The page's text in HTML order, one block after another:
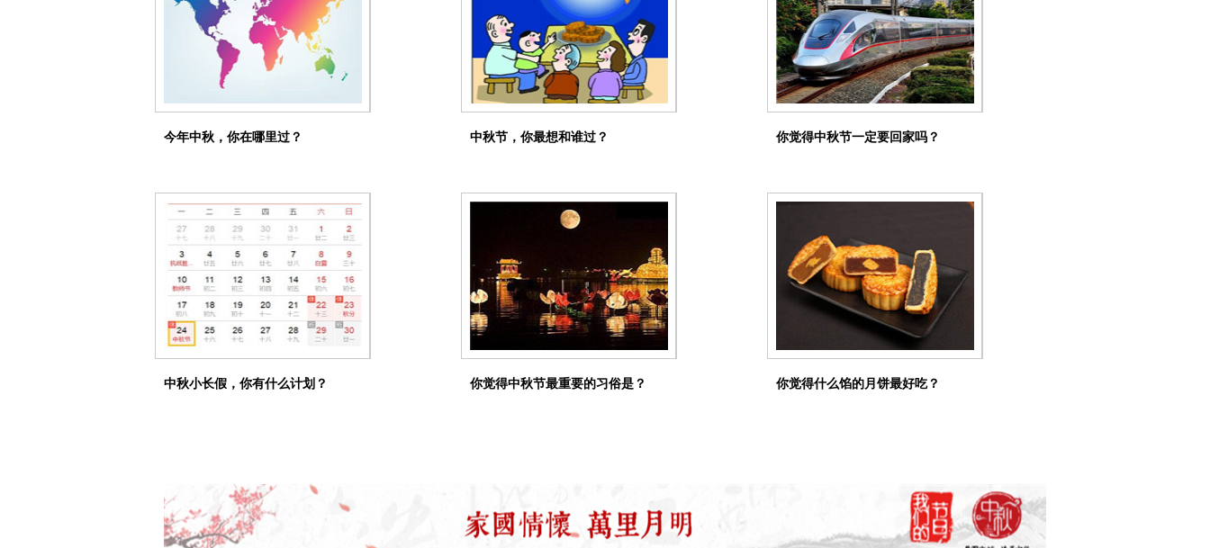
今年中秋，你在哪里过？ 中秋节，你最想和谁过？ 你觉得中秋节一定要回家吗？
中秋小长假，你有什么计划？ 你觉得中秋节最重要的习俗是？ 你觉得什么馅的月饼最好吃？